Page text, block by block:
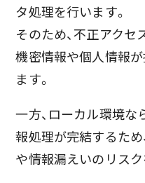
タ処理を行います。
そのため、不正アク
機密情報や個人情報
ます。
一方、ローカル環境
報処理が完結するた
や情報漏えいのリス